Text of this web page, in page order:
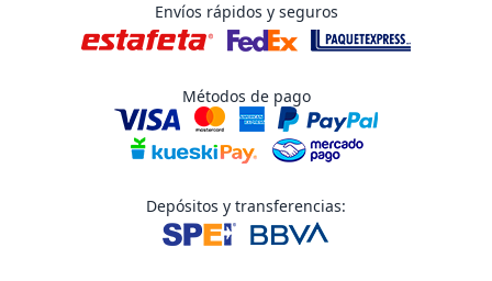
Envíos rápidos y seguros
Métodos de pago
Depósitos y transferencias: